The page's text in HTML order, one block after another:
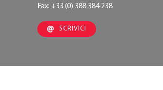
Fax: +33 (0) 388 384 238
SCRIVICI